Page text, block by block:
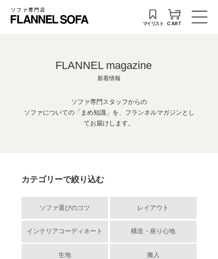
ソファ専門店
マイリスト CART
FLANNEL magazine
新着情報
ソファ専門スタッフからの
ソファについての「まめ知識」を、フランネルマガジンとし
てお届けします。
カテゴリーで絞り込む
ソファ選びのコツ レイアウト
インテリアコーディネート 構造・座り心地
生地 搬入